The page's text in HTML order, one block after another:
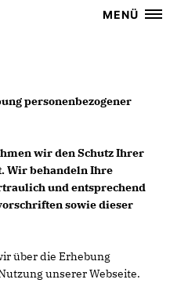
MENÜ
personenbezogener
wir den Schutz Ihrer
Wir behandeln Ihre
und entsprechend
sowie dieser
über die Erhebung
unserer Webseite.